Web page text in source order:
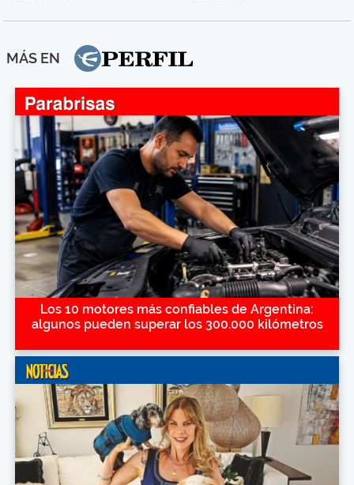
MÁS EN
Los 10 motores más confiables de Argentina:
algunos pueden superar los 300.000 kilómetros